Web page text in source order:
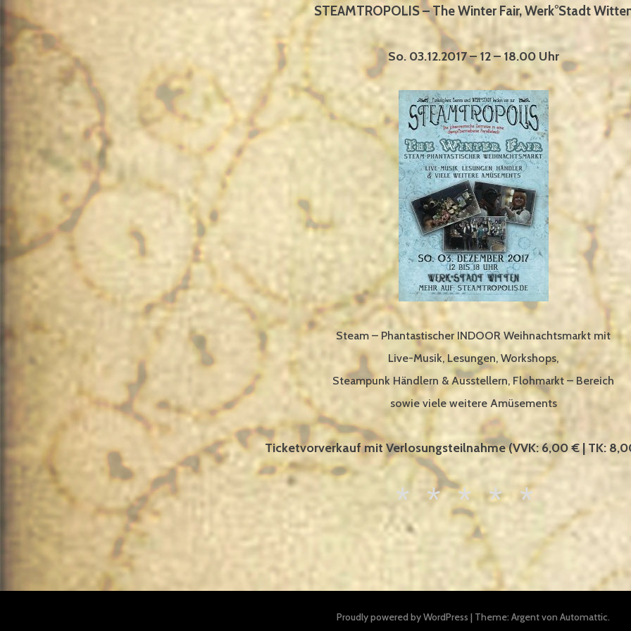
STEAMTROPOLIS – The Winter Fair, Werk°Stadt
So. 03.12.2017 – 12 – 18.00 Uhr
Steam – Phantastischer INDOOR Weihnachtsmarkt mit
Live-Musik, Lesungen, Workshops,
Steampunk Händlern & Ausstellern, Flohmarkt – Bereich
sowie viele weitere Amüsements
Ticketvorverkauf mit Verlosungsteilnahme (VVK: 6,00 € | TK:
Proudly powered by WordPress | Theme: Argent von Automattic.